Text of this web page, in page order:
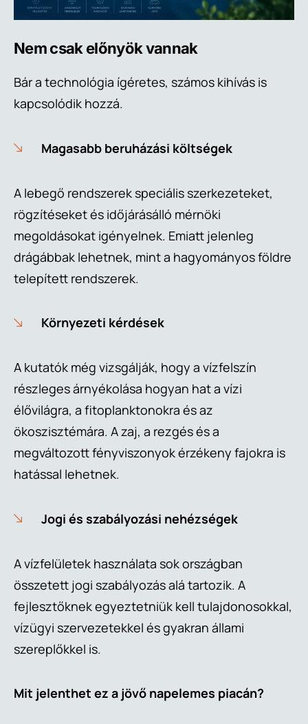
Nem csak előnyök vannak
Bár a technológia ígéretes, számos kihívás is
kapcsolódik hozzá.
Magasabb beruházási költségek
A lebegő rendszerek speciális szerkezeteket,
rögzítéseket és időjárásálló mérnöki
megoldásokat igényelnek. Emiatt jelenleg
drágábbak lehetnek, mint a hagyományos földre
telepített rendszerek.
Környezeti kérdések
A kutatók még vizsgálják, hogy a vízfelszín
részleges árnyékolása hogyan hat a vízi
élővilágra, a fitoplanktonokra és az
ökoszisztémára. A zaj, a rezgés és a
megváltozott fényviszonyok érzékeny fajokra is
hatással lehetnek.
Jogi és szabályozási nehézségek
A vízfelületek használata sok országban
összetett jogi szabályozás alá tartozik. A
fejlesztőknek egyeztetniük kell tulajdonosokkal,
vízügyi szervezetekkel és gyakran állami
szereplőkkel is.
Mit jelenthet ez a jövő napelemes piacán?